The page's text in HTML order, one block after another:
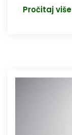
Pročitaj više